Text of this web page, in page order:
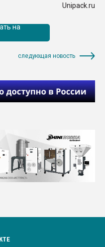
Unipack.ru
на
следующая новость